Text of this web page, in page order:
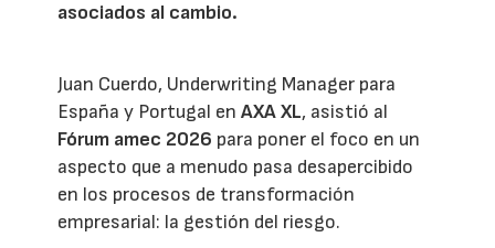
asociados al cambio.
Juan Cuerdo, Underwriting Manager para
España y Portugal enAXA XL, asistió al
Fórum amec 2026 para poner el foco en un
aspecto que a menudo pasa desapercibido
en los procesos de transformación
empresarial: la gestión del riesgo.